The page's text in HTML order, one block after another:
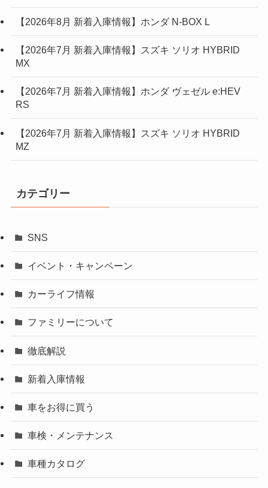
【2026年8月 新着入庫情報】ホンダ N-BOX L
【2026年7月 新着入庫情報】スズキ ソリオ HYBRID
MX
【2026年7月 新着入庫情報】ホンダ ヴェゼル e:HEV
RS
【2026年7月 新着入庫情報】スズキ ソリオ HYBRID
MZ
カテゴリー
SNS
イベント・キャンペーン
カーライフ情報
ファミリーについて
徹底解説
新着入庫情報
車をお得に買う
車検・メンテナンス
車種カタログ